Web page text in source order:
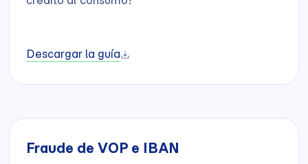
Descargar la guía
Fraude de VOP e IBAN